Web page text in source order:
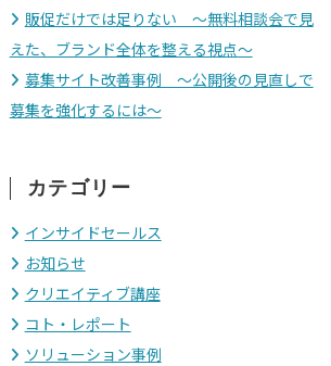
販促だけでは足りない 〜無料相談会で見
えた、ブランド全体を整える視点〜
募集サイト改善事例 〜公開後の見直しで
募集を強化するには〜
カテゴリー
インサイドセールス
お知らせ
クリエイティブ講座
コト・レポート
ソリューション事例